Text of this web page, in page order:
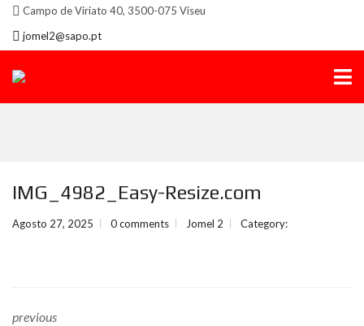
Campo de Viriato 40, 3500-075 Viseu
jomel2@sapo.pt
IMG_4982_Easy-Resize.com
Agosto 27, 2025 0 comments Jomel 2 Category:
previous